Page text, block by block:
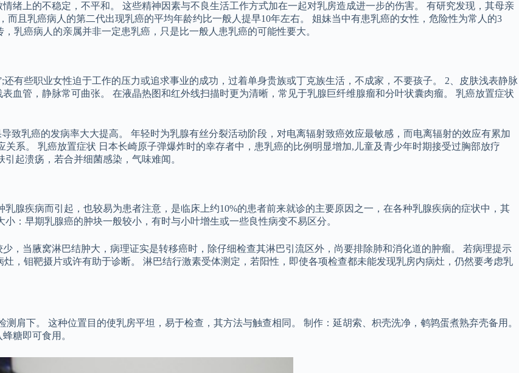
绪上的不稳定，不平和。 这些精神因素与不良生活工作方式加在一起对乳房造成进一步的伤害。 有研究发现，其母亲
且乳癌病人的第二代出现乳癌的平均年龄约比一般人提早10年左右。 姐妹当中有患乳癌的女性，危险性为常人的3
乳癌病人的亲属并非一定患乳癌，只是比一般人患乳癌的可能性要大。
有些职业女性迫于工作的压力或追求事业的成功，过着单身贵族或丁克族生活，不成家，不要孩子。 2、皮肤浅表静脉
血管，静脉常可曲张。 在液晶热图和红外线扫描时更为清晰，常见于乳腺巨纤维腺瘤和分叶状囊肉瘤。 乳癌放置症状
致乳癌的发病率大大提高。 年轻时为乳腺有丝分裂活动阶段，对电离辐射致癌效应最敏感，而电离辐射的效应有累加
系。 乳癌放置症状 日本长崎原子弹爆炸时的幸存者中，患乳癌的比例明显增加,儿童及青少年时期接受过胸部放疗
起溃疡，若合并细菌感染，气味难闻。
腺疾病而引起，也较易为患者注意，是临床上约10%的患者前来就诊的主要原因之一，在各种乳腺疾病的症状中，其
：早期乳腺癌的肿块一般较小，有时与小叶增生或一些良性病变不易区分。
，当腋窝淋巴结肿大，病理证实是转移癌时，除仔细检查其淋巴引流区外，尚要排除肺和消化道的肿瘤。 若病理提示
，钼靶摄片或许有助于诊断。 淋巴结行激素受体测定，若阳性，即使各项检查都未能发现乳房内病灶，仍然要考虑乳
肩下。 这种位置目的使乳房平坦，易于检查，其方法与触查相同。 制作：延胡索、枳壳洗净，鹌鹑蛋煮熟弃壳备用。
糖即可食用。